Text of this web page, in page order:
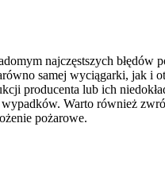
najczęstszych błędów
samej wyciągarki, jak
producenta lub ich
Warto również
pożarowe.